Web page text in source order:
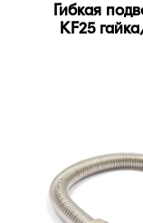
Гибкая
KF25